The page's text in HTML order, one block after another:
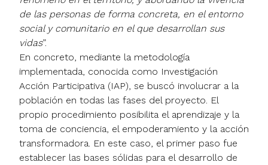
de las personas de forma concreta, en el entorno
social y comunitario en el que desarrollan sus
vidas”.
En concreto, mediante la metodología
implementada, conocida como Investigación
Acción Participativa (IAP), se buscó involucrar a la
población en todas las fases del proyecto. El
propio procedimiento posibilita el aprendizaje y la
toma de conciencia, el empoderamiento y la acción
transformadora. En este caso, el primer paso fue
establecer las bases sólidas para el desarrollo de